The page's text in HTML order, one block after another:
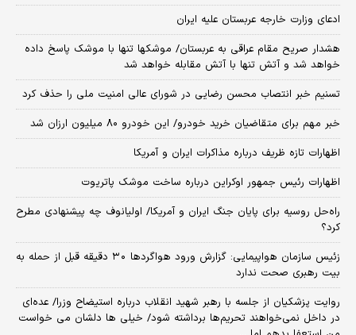
ادعای وزارت خارجه عربستان علیه ایران
هشدار صریح مقام عراقی به عربستان/ موشکها تنها با موشک پاسخ داده
خواهد شد و آتش تنها با آتش مقابله خواهد شد
تسنیم خبر انتصاب محسن رضایی در شورای عالی امنیت ملی را حذف کرد
خبر مهم برای متقاضیان خرید خودرو/ این خودرو ۸۰ میلیون ارزان شد
اظهارات تازه ظریف درباره مذاکرات ایران و آمریکا
اظهارات رئیس جمهور اوکراین درباره ساخت موشک پاتریوت
راه‌حل روسیه برای پایان جنگ ایران و آمریکا/ اولیانوف چه پیشنهادی مطرح
کرد؟
زئیس سازمان هواپیمایی: گزارش ورود هواگردها ٣٠ دقیقه قبل از حمله به
بیت رهبری صحت ندارد
روایت پزشکیان از جلسه با رهبر شهید انقلاب درباره استیضاح وزرا/ عده‌ای
در داخل نمی‌خواهند تحریم‌ها برداشته شود/ خیلی ها دلشان می خواست